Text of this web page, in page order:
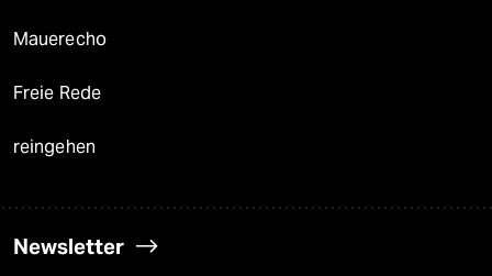
Mauerecho
Freie Rede
reingehen
Newsletter